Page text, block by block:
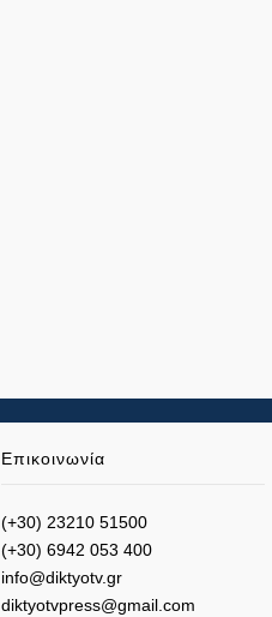
Επικοινωνία
(+30) 23210 51500
(+30) 6942 053 400
info@diktyotv.gr
diktyotvpress@gmail.com